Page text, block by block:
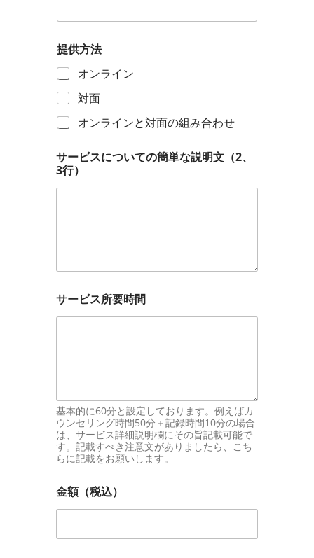
提供方法
オンライン
対面
オンラインと対面の組み合わせ
サービスについての簡単な説明文（2、
3行）
サービス所要時間
基本的に60分と設定しております。例えばカ
ウンセリング時間50分＋記録時間10分の場合
は、サービス詳細説明欄にその旨記載可能で
す。記載すべき注意文がありましたら、こち
らに記載をお願いします。
金額（税込）